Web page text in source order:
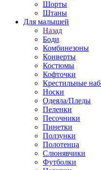
Шорты
Штаны
Для малышей
Назад
Боди
Комбинезоны
Конверты
Костюмы
Кофточки
Крестильные
Носки
Одеяла/Пледы
Пеленки
Песочники
Пинетки
Ползунки
Полотенца
Слюнявчики
Футболки